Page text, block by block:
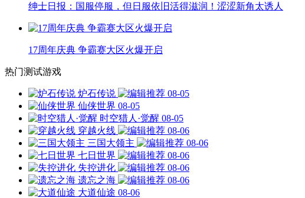
绅士日报：国服停服，但日服依旧活得滋润！涩涩新角太诱人
17周年庆典 争霸赛大区火爆开启
热门测试游戏
炉石传说
08-05
仙侠世界 08-05
时空猎人·觉醒 08-05
穿越火线
08-06
三国大领主
08-06
七日世界
08-06
失控进化
08-06
遗忘之海
08-06
大道仙途 08-06